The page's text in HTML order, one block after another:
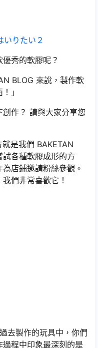
いりたい２
秀的軟膠呢？
BLOG 來說，製作軟
」
作？ 請與大家分享您
是我們 BAKETAN
各種軟膠成形的方
店鋪邀請粉絲參觀。
們非常喜歡它！
去製作的玩具中，你們
程中印象最深刻的是